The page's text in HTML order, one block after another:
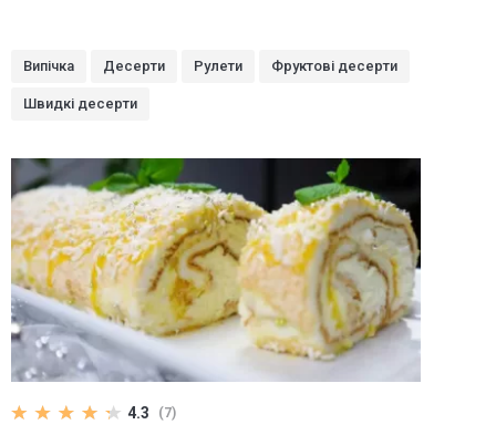
Випічка Десерти Рулети Фруктові десерти
Швидкі десерти
4.3 (7)